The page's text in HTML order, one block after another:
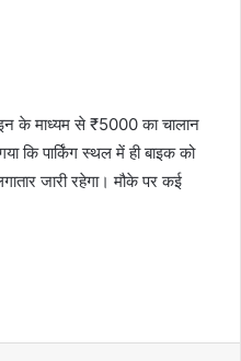
के माध्यम से ₹5000 का चालान
कि पार्किंग स्थल में ही बाइक को
जारी रहेगा। मौके पर कई